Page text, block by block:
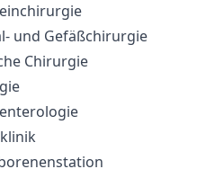
und Gefäßchirurgie
Chirurgie